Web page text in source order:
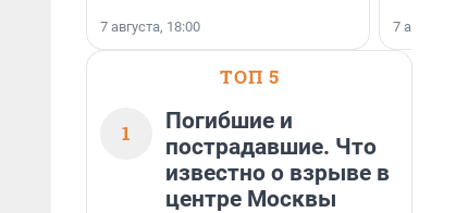
7 августа, 18:00 7
ТОП 5
1
Погибшие и
пострадавшие. Что
известно о взрыве в
центре Москвы